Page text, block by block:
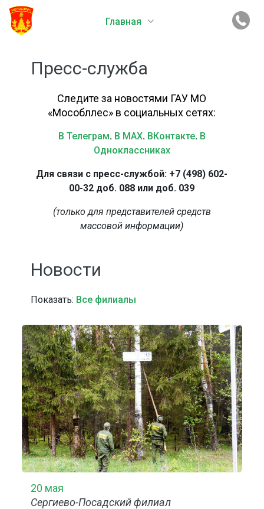
Главная
Пресс-служба
Следите за новостями ГАУ МО
«Мособллес» в социальных сетях:
В Телеграм. В MAX. ВКонтакте. В
Одноклассниках
Для связи с пресс-службой: +7 (498) 602-
00-32 доб. 088 или доб. 039
(только для представителей средств
массовой информации)
Новости
Показать: Все филиалы
20 мая
Сергиево-Посадский филиал